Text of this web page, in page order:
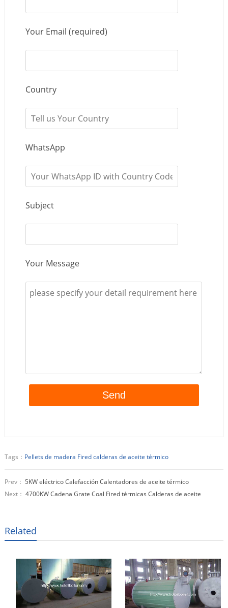
Your Email (required)
Country
WhatsApp
Subject
Your Message
Tags： Pellets de madera Fired calderas de aceite térmico
Prev： 5KW eléctrico Calefacción Calentadores de aceite térmico
Next： 4700KW Cadena Grate Coal Fired térmicas Calderas de aceite
Related